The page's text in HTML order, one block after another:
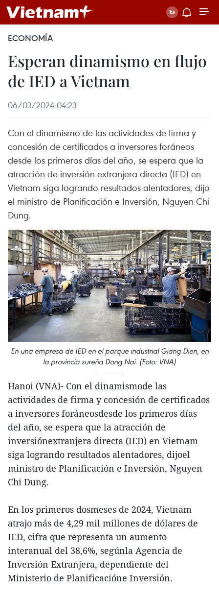
ECONOMÍA
Esperan dinamismo en flujo
de IED a Vietnam
06/03/2024 04:23
Con el dinamismo de las actividades de firma y
concesión de certificados a inversores foráneos
desde los primeros días del año, se espera que la
atracción de inversión extranjera directa (IED) en
Vietnam siga logrando resultados alentadores, dijo
el ministro de Planificación e Inversión, Nguyen Chi
Dung.
En una empresa de IED en el parque industrial Giang Dien, en
la provincia sureña Dong Nai. (Foto: VNA)
Hanoi (VNA)- Con el dinamismode las
actividades de firma y concesión de certificados
a inversores foráneosdesde los primeros días
del año, se espera que la atracción de
inversiónextranjera directa (IED) en Vietnam
siga logrando resultados alentadores, dijoel
ministro de Planificación e Inversión, Nguyen
Chi Dung.
En los primeros dosmeses de 2024, Vietnam
atrajo más de 4,29 mil millones de dólares de
IED, cifra que representa un aumento
interanual del 38,6%, segúnla Agencia de
Inversión Extranjera, dependiente del
Ministerio de Planificacióne Inversión.